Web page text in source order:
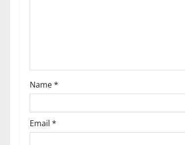
o
n
Name*
Email *